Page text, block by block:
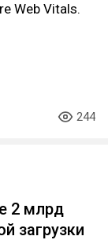
Web Vitals.
244
2 млрд
загрузки